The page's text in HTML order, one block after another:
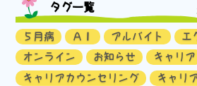
タグ一覧
５月病 ＡＩ アルバイト
エ
オンライン
お知らせ
キャリア
キャリアカウンセリング
キャリ